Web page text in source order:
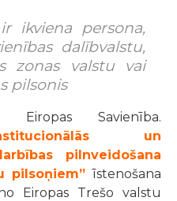
ikviena persona,
dalībvalstu,
zonas valstu vai
pilsonis
Eiropas Savienība.
un
pilnveidošana
pilsoņiem” īstenošana
Eiropas Trešo valstu